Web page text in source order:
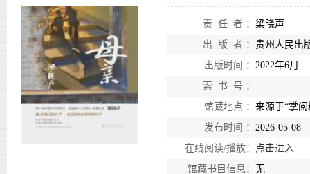
责 任 者 ： 梁晓声
出 版 者 ： 贵州人民出
出版时间 ： 2022年6月
索 书 号 ：
馆藏地点 ： 来源于“掌
发布时间 ： 2026-05-08
在线阅读/播放： 点击进入
馆藏书目信息： 无